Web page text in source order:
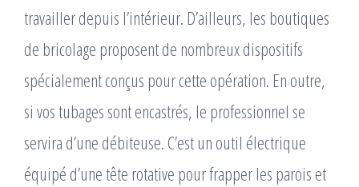
travailler depuis l’intérieur. D’ailleurs, les boutiques
de bricolage proposent de nombreux dispositifs
spécialement conçus pour cette opération. En outre,
si vos tubages sont encastrés, le professionnel se
servira d’une débiteuse. C’est un outil électrique
équipé d’une tête rotative pour frapper les parois et